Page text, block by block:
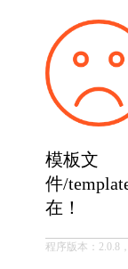
模板文
件/
在！
程序版本：2.0.8